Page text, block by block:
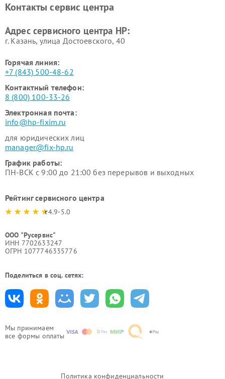
Мы принимаем
все формы оплаты
Контакты сервис центра
Адрес сервисного центра HP:
г. Казань, улица Достоевского, 40
Горячая линия:
+7 (843) 500-48-62
Контактный телефон:
8 (800) 100-33-26
Электронная почта:
info@hp-fixim.ru
для юридических лиц
manager@fix-hp.ru
График работы:
ПН-ВСК с 9:00 до 21:00 без перерывов и выходных
Рейтинг сервисного центра
4.9-5.0
ООО "Русервис"
ИНН 7702633247
ОГРН 1077746335776
Поделиться в соц. сетях:
Политика конфиденциальности